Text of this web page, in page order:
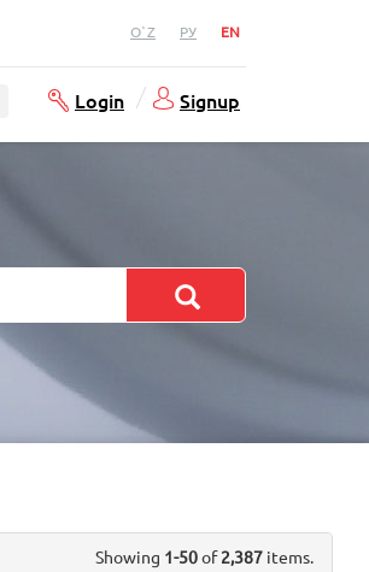
O`Z РУ EN
Signup
Login
Showing 1-50of2,387 items.